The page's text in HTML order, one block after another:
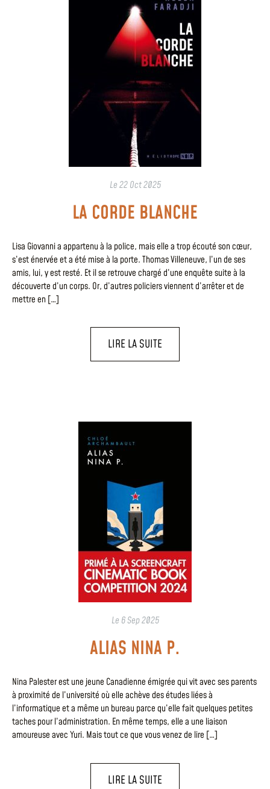
Le22 Oct 2025
LA CORDE BLANCHE
Lisa Giovanni a appartenu à la police, mais elle a trop écouté son cœur,
s’est énervée et a été mise à la porte. Thomas Villeneuve, l’un de ses
amis, lui, y est resté. Et il se retrouve chargé d’une enquête suite à la
découverte d’un corps. Or, d’autres policiers viennent d’arrêter et de
mettre en […]
LIRE LA SUITE
Le 6 Sep 2025
ALIAS NINA P.
Nina Palester est une jeune Canadienne émigrée qui vit avec ses parents
à proximité de l’université où elle achève des études liées à
l’informatique et a même un bureau parce qu’elle fait quelques petites
taches pour l’administration. En même temps, elle a une liaison
amoureuse avec Yuri. Mais tout ce que vous venez de lire […]
LIRE LA SUITE